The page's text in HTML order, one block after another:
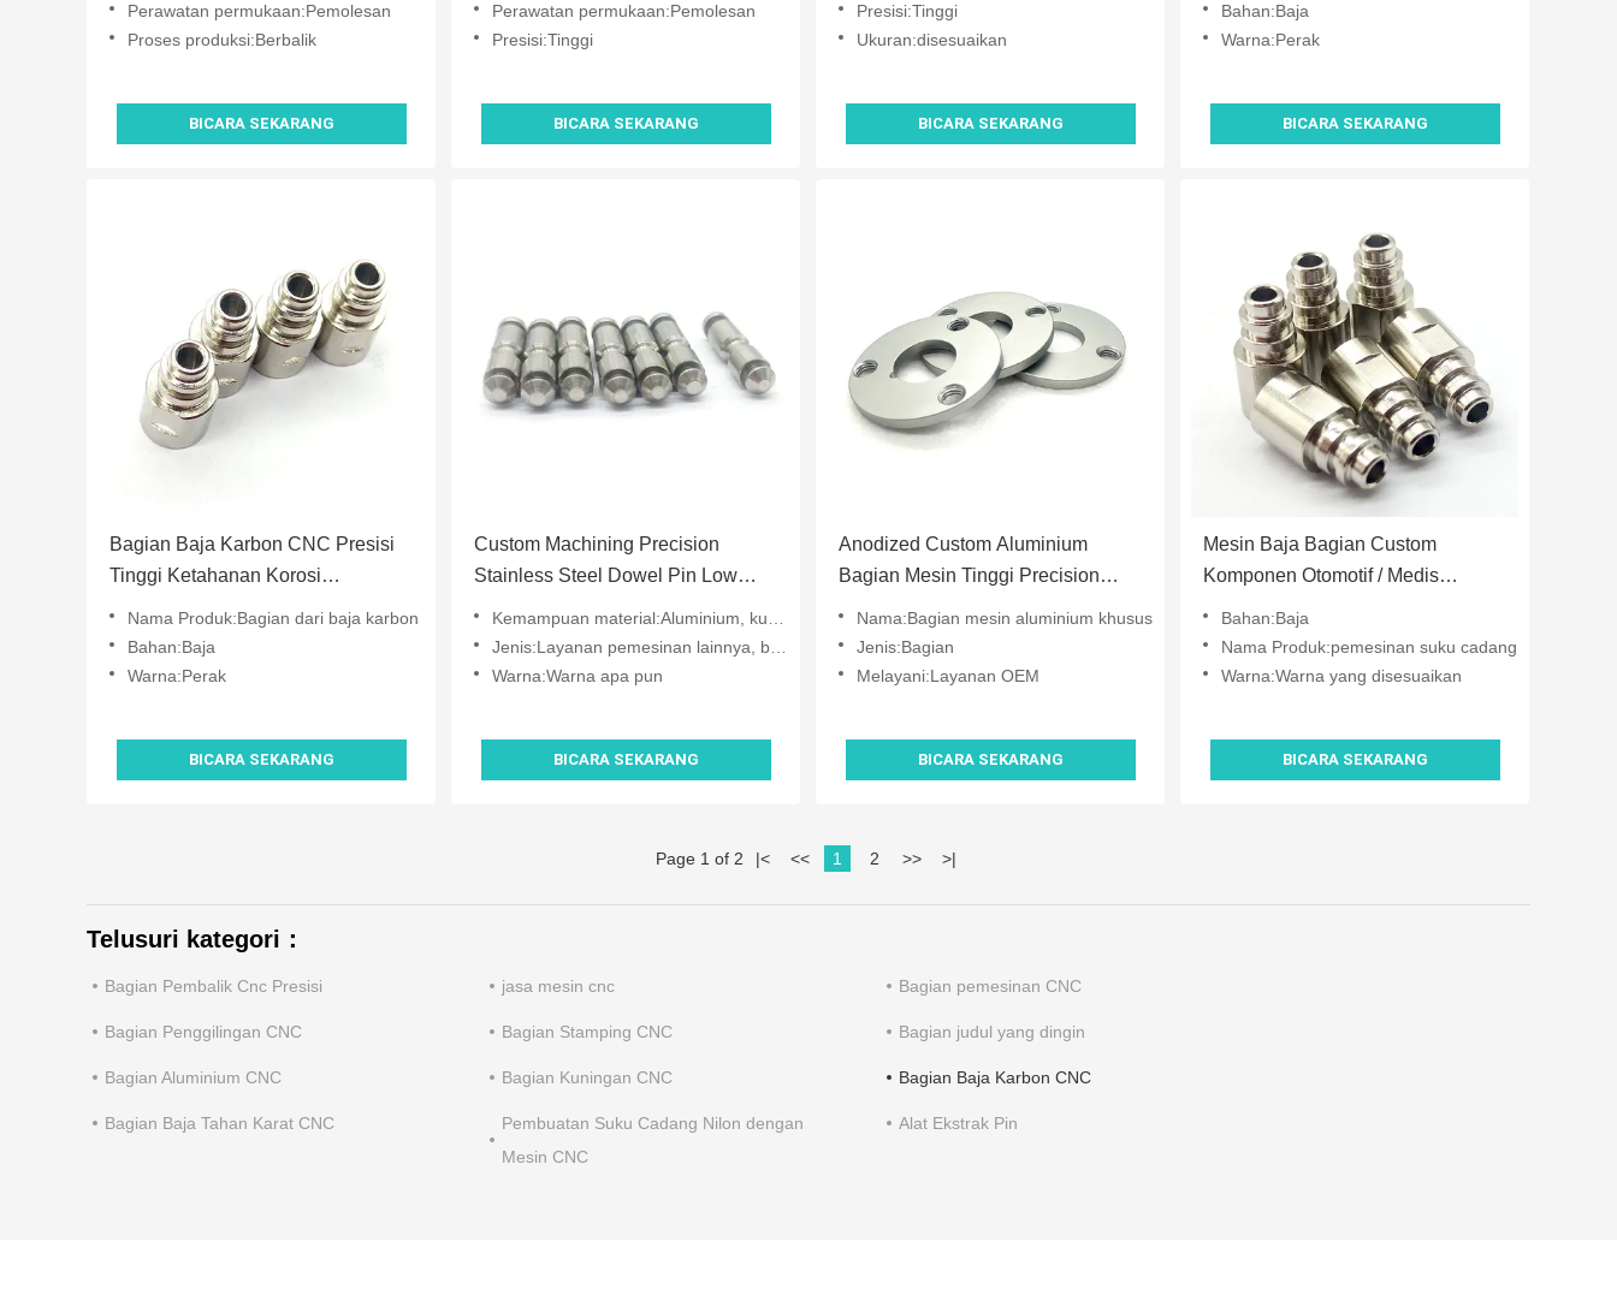
Perawatan permukaan:Pemolesan
Proses produksi:Berbalik
BICARA SEKARANG
Perawatan permukaan:Pemolesan
Presisi:Tinggi
BICARA SEKARANG
Presisi:Tinggi
Ukuran:disesuaikan
BICARA SEKARANG
Bahan:Baja
Warna:Perak
BICARA SEKARANG
Bagian Baja Karbon CNC Presisi
Tinggi Ketahanan Korosi
Nama Produk:Bagian dari baja karbon
Bahan:Baja
Warna:Perak
BICARA SEKARANG
Custom Machining Precision
Stainless Steel Dowel Pin Low
Kemampuan material:Aluminium, kuningan, stainless steel, tembaga
Jenis:Layanan pemesinan lainnya, berbelok
Warna:Warna apa pun
BICARA SEKARANG
Anodized Custom Aluminium
Bagian Mesin Tinggi Precision
Nama:Bagian mesin aluminium khusus
Jenis:Bagian
Melayani:Layanan OEM
BICARA SEKARANG
Mesin Baja Bagian Custom
Komponen Otomotif / Medis
Bahan:Baja
Nama Produk:pemesinan suku cadang
Warna:Warna yang disesuaikan
BICARA SEKARANG
Page 1 of 2 |< << 1 2 >> >|
Telusuri kategori：
Bagian Pembalik Cnc Presisi jasa mesin cnc Bagian pemesinan CNC
Bagian Penggilingan CNC Bagian Stamping CNC Bagian judul yang dingin
Bagian Aluminium CNC Bagian Kuningan CNC Bagian Baja Karbon CNC
Bagian Baja Tahan Karat CNC
Pembuatan Suku Cadang Nilon dengan
Mesin CNC
Alat Ekstrak Pin